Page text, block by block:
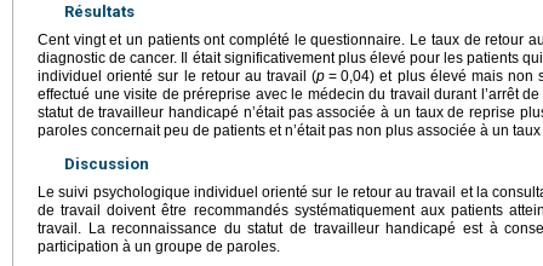
Résultats
Cent vingt et un patients ont complété le questionnaire. Le taux de retour
diagnostic de cancer. Il était significativement plus élevé pour les patients
individuel orienté sur le retour au travail (p = 0,04) et plus élevé mais non
effectué une visite de préreprise avec le médecin du travail durant l’arrêt
statut de travailleur handicapé n’était pas associée à un taux de reprise
paroles concernait peu de patients et n’était pas non plus associée à un
Discussion
Le suivi psychologique individuel orienté sur le retour au travail et la
de travail doivent être recommandés systématiquement aux patients
travail. La reconnaissance du statut de travailleur handicapé est à
participation à un groupe de paroles.